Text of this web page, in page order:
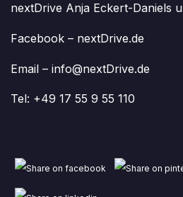
nextDrive Anja Eckert-Daniels
Facebook – nextDrive.de
Email – info@nextDrive.de
Tel: +49 17 55 9 55 110